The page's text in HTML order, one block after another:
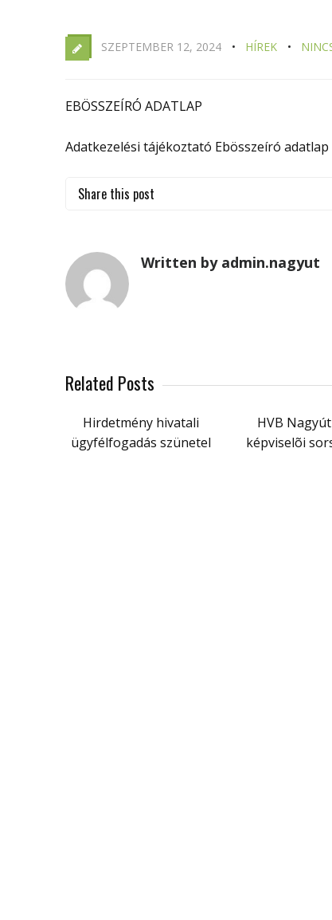
SZEPTEMBER 12, 2024 HÍREK
EBÖSSZEÍRÓ ADATLAP
Adatkezelési tájékoztató Ebösszeíró
Share this post
Written by admin.nagyut
Related Posts
Hirdetmény hivatali
ügyfélfogadás szünetel
HVB Nagyút
képviselõi